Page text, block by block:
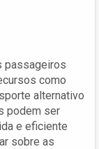
passageiros
como
alternativo
podem ser
e eficiente
sobre as